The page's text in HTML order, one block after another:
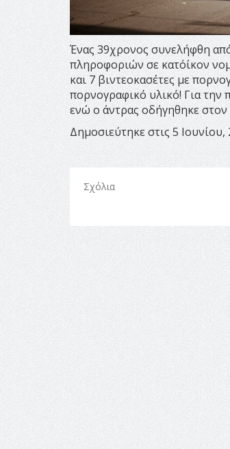
Ένας 39χρονος συνελήφθη
πληροφοριών σε κατ΄οίκον
και 7 βιντεοκασέτες με
πορνογραφικό υλικό! Για την
ενώ ο άντρας οδήγηθηκε στον
Δημοσιεύτηκε στις 5 Ιουνίου,
Σχόλια